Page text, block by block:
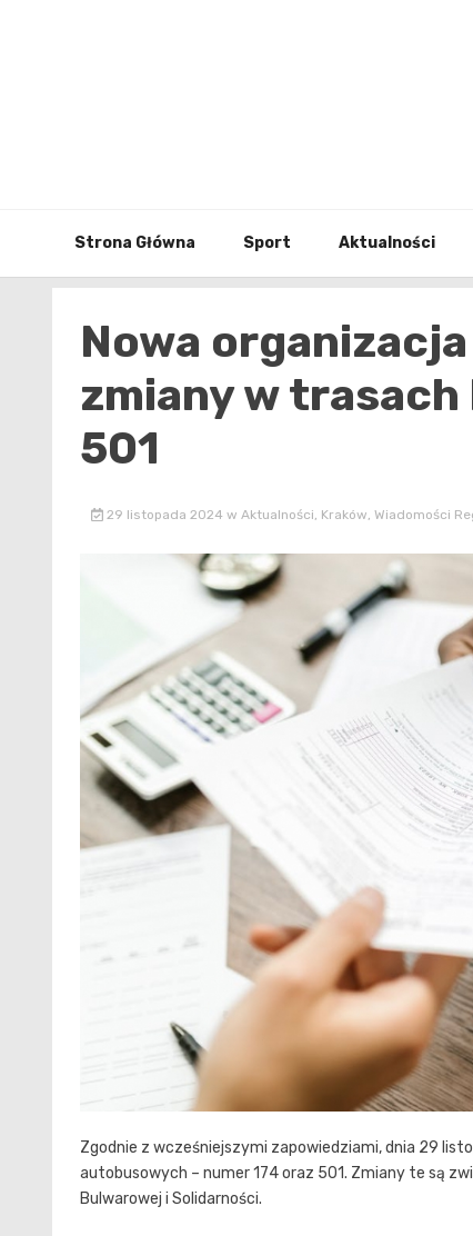
Strona Główna Sport Aktualności
Nowa
zmiany w
501
29 listopada 2024 w Aktualności, Kraków, Wiadomości
Zgodnie z wcześniejszymi zapowiedziami, dnia 29
autobusowych – numer 174 oraz 501. Zmiany te są
Bulwarowej i Solidarności.